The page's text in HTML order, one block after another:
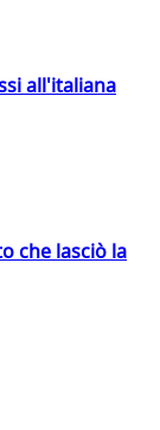
all'italiana
che lasciò la